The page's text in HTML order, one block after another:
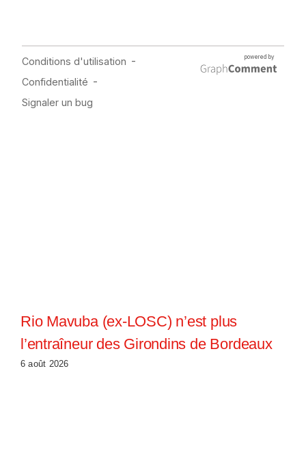
Rio Mavuba (ex-LOSC) n’est plus
l’entraîneur des Girondins de Bordeaux
6 août 2026